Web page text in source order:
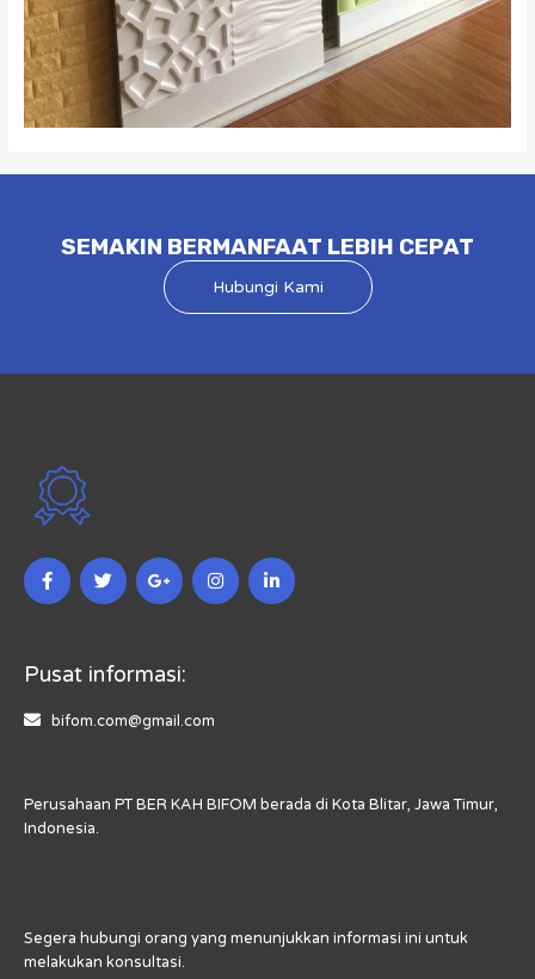
SEMAKIN BERMANFAAT LEBIH CEPAT
Hubungi Kami
Pusat informasi:
bifom.com@gmail.com
Perusahaan PT BER KAH BIFOM berada di Kota Blitar, Jawa Timur,
Indonesia.
Segera hubungi orang yang menunjukkan informasi ini untuk
melakukan konsultasi.